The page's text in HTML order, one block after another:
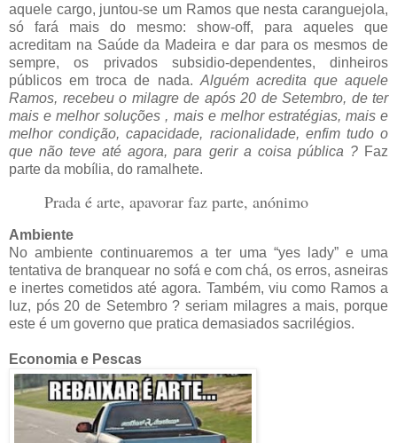
aquele cargo, juntou-se um Ramos que nesta caranguejola,
só fará mais do mesmo: show-off, para aqueles que
acreditam na Saúdeda Madeira e dar para os mesmos de
sempre, os privados subsidio-dependentes, dinheiros
públicos em troca de nada. Alguém acredita que aquele
Ramos, recebeu o milagre de após 20 de Setembro, de ter
mais e melhor soluções , mais e melhor estratégias, mais e
melhor condição, capacidade, racionalidade, enfim tudo o
que não teve até agora, para gerir a coisa pública ?Faz
parte da mobília, do ramalhete.
Prada é arte, apavorar faz parte, anónimo
Ambiente
No ambiente continuaremos a ter uma “yes lady” e uma
tentativa de branquear no sofá e com chá, os erros, asneiras
e inertes cometidos até agora. Também, viu como Ramos a
luz, pós 20 de Setembro ? seriam milagres a mais, porque
este é um governo que pratica demasiados sacrilégios.
Economia e Pescas